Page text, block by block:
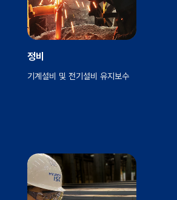
정비
기계설비 및 전기설비 유지보수